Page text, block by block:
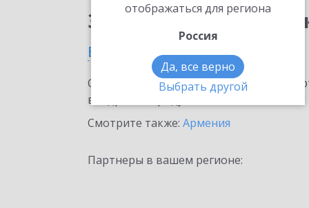
отображаться для региона
Россия
Да, все верно
Выбрать другой
Заказать 1СПАРК
в Ереване
Ознакомьтесь с информационными
внедрение продукта.
Смотрите также: Армения
Партнеры в вашем регионе: